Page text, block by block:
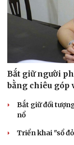
Bắt giữ người
bằng chiêu góp
Bắt giữ đối
nổ
Triển khai "sổ